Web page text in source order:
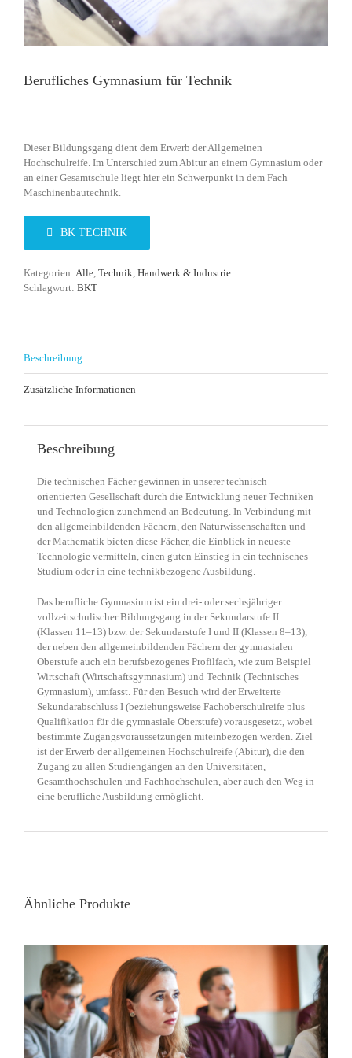
Berufliches Gymnasium für Technik
Dieser Bildungsgang dient dem Erwerb der Allgemeinen
Hochschulreife. Im Unterschied zum Abitur an einem Gymnasium oder
an einer Gesamtschule liegt hier ein Schwerpunkt in dem Fach
Maschinenbautechnik.
BK TECHNIK
Kategorien: Alle, Technik, Handwerk & Industrie
Schlagwort: BKT
Beschreibung
Zusätzliche Informationen
Beschreibung
Die technischen Fächer gewinnen in unserer technisch
orientierten Gesellschaft durch die Entwicklung neuer Techniken
und Technologien zunehmend an Bedeutung. In Verbindung mit
den allgemeinbildenden Fächern, den Naturwissenschaften und
der Mathematik bieten diese Fächer, die Einblick in neueste
Technologie vermitteln, einen guten Einstieg in ein technisches
Studium oder in eine technikbezogene Ausbildung.
Das berufliche Gymnasium ist ein drei- oder sechsjähriger
vollzeitschulischer Bildungsgang in der Sekundarstufe II
(Klassen 11–13) bzw. der Sekundarstufe I und II (Klassen 8–13),
der neben den allgemeinbildenden Fächern der gymnasialen
Oberstufe auch ein berufsbezogenes Profilfach, wie zum Beispiel
Wirtschaft (Wirtschaftsgymnasium) und Technik (Technisches
Gymnasium), umfasst. Für den Besuch wird der Erweiterte
Sekundarabschluss I (beziehungsweise Fachoberschulreife plus
Qualifikation für die gymnasiale Oberstufe) vorausgesetzt, wobei
bestimmte Zugangsvoraussetzungen miteinbezogen werden. Ziel
ist der Erwerb der allgemeinen Hochschulreife (Abitur), die den
Zugang zu allen Studiengängen an den Universitäten,
Gesamthochschulen und Fachhochschulen, aber auch den Weg in
eine berufliche Ausbildung ermöglicht.
Ähnliche Produkte